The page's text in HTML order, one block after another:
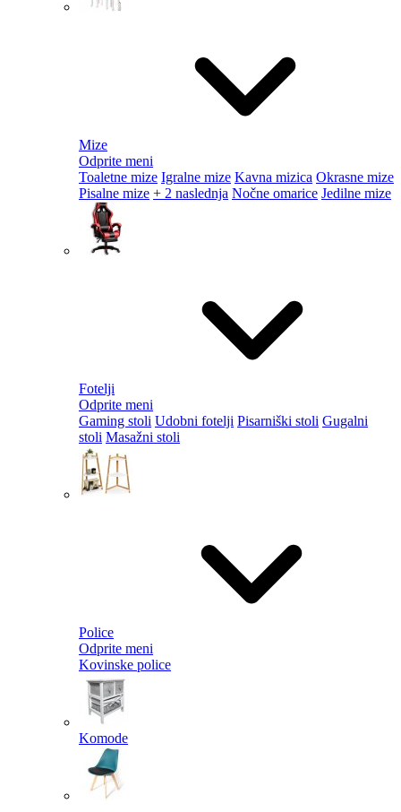
Mize
Odprite meni
Toaletne mize Igralne mize Kavna mizica Okrasne mize
Pisalne mize + 2 naslednja Nočne omarice Jedilne mize
Fotelji
Odprite meni
Gaming stoli Udobni fotelji Pisarniški stoli Gugalni
stoli Masažni stoli
Police
Odprite meni
Kovinske police
Komode